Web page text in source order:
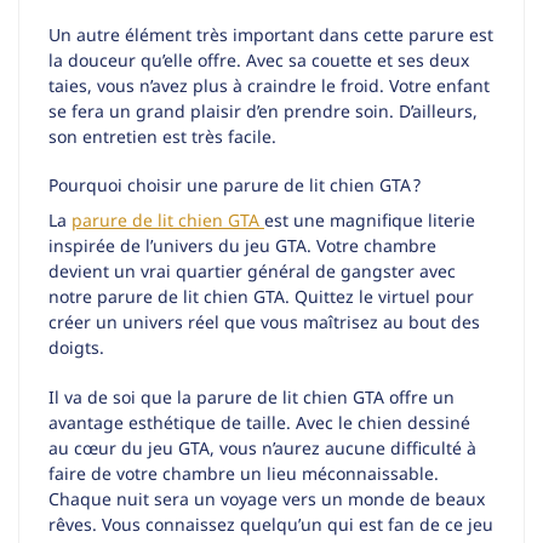
Un autre élément très important dans cette parure est
la douceur qu’elle offre. Avec sa couette et ses deux
taies, vous n’avez plus à craindre le froid. Votre enfant
se fera un grand plaisir d’en prendre soin. D’ailleurs,
son entretien est très facile.
Pourquoi choisir une parure de lit chien GTA ?
La parure de lit chien GTA est une magnifique literie
inspirée de l’univers du jeu GTA. Votre chambre
devient un vrai quartier général de gangster avec
notre parure de lit chien GTA. Quittez le virtuel pour
créer un univers réel que vous maîtrisez au bout des
doigts.
Il va de soi que la parure de lit chien GTA offre un
avantage esthétique de taille. Avec le chien dessiné
au cœur du jeu GTA, vous n’aurez aucune difficulté à
faire de votre chambre un lieu méconnaissable.
Chaque nuit sera un voyage vers un monde de beaux
rêves. Vous connaissez quelqu’un qui est fan de ce jeu